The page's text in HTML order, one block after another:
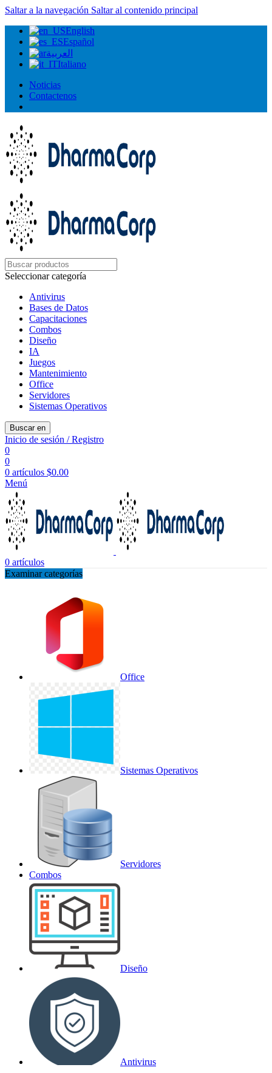
Saltar a la navegación Saltar al contenido principal
English
Español
العربية
Italiano
Noticias
Contactenos
Seleccionar categoría
Antivirus
Bases de Datos
Capacitaciones
Combos
Diseño
IA
Juegos
Mantenimiento
Office
Servidores
Sistemas Operativos
Buscar en
Inicio de sesión / Registro
0
0
0 artículos $0.00
Menú
0 artículos
Examinar categorías
Office
Sistemas Operativos
Servidores
Combos
Diseño
Antivirus